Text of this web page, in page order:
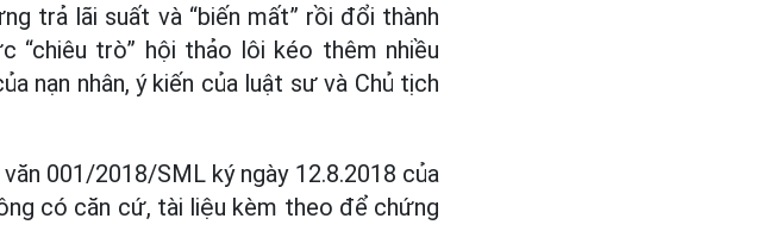
trả lãi suất và “biến mất” rồi đổi thành
“chiêu trò” hội thảo lôi kéo thêm nhiều
nạn nhân, ý kiến của luật sư và Chủ tịch
001/2018/SML ký ngày 12.8.2018 của
có căn cứ, tài liệu kèm theo để chứng